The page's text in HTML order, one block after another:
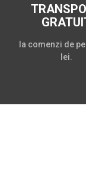
la comenzi de
lei.